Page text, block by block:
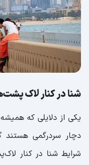
شنا در کنار لاک‌
یکی از دلایلی که
دچار سردرگمی
شرایط شنا در کنار